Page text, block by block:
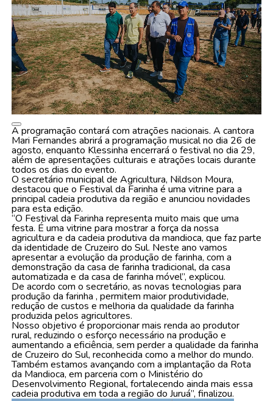
A programação contará com atrações nacionais. A cantora
Mari Fernandes abrirá a programação musical no dia 26 de
agosto, enquanto Klessinha encerrará o festival no dia 29,
além de apresentações culturais e atrações locais durante
todos os dias do evento.
O secretário municipal de Agricultura, Nildson Moura,
destacou que o Festival da Farinha é uma vitrine para a
principal cadeia produtiva da região e anunciou novidades
para esta edição.
“O Festival da Farinha representa muito mais que uma
festa. É uma vitrine para mostrar a força da nossa
agricultura e da cadeia produtiva da mandioca, que faz parte
da identidade de Cruzeiro do Sul. Neste ano vamos
apresentar a evolução da produção de farinha, com a
demonstração da casa de farinha tradicional, da casa
automatizada e da casa de farinha móvel”, explicou.
De acordo com o secretário, as novas tecnologias para
produção da farinha , permitem maior produtividade,
redução de custos e melhoria da qualidade da farinha
produzida pelos agricultores.
Nosso objetivo é proporcionar mais renda ao produtor
rural, reduzindo o esforço necessário na produção e
aumentando a eficiência, sem perder a qualidade da farinha
de Cruzeiro do Sul, reconhecida como a melhor do mundo.
Também estamos avançando com a implantação da Rota
da Mandioca, em parceria com o Ministério do
Desenvolvimento Regional, fortalecendo ainda mais essa
cadeia produtiva em toda a região do Juruá”, finalizou.